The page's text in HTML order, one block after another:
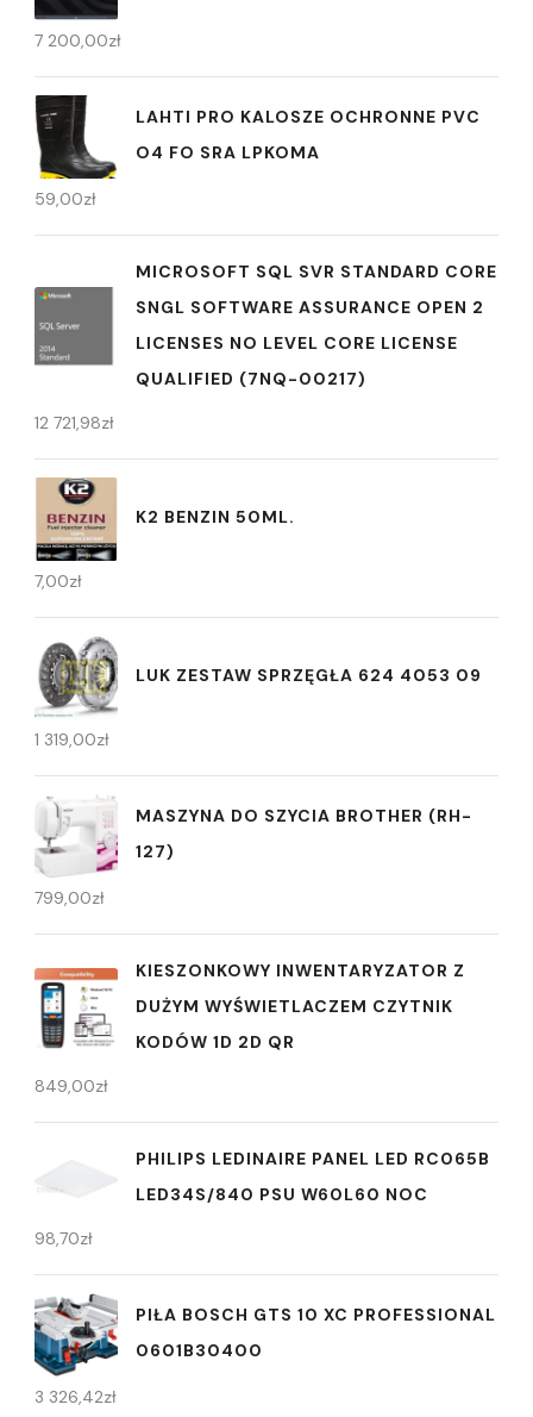
7 200,00zł
LAHTI PRO KALOSZE OCHRONNE PVC
O4 FO SRA LPKOMA
59,00zł
MICROSOFT SQL SVR STANDARD CORE
SNGL SOFTWARE ASSURANCE OPEN 2
LICENSES NO LEVEL CORE LICENSE
QUALIFIED (7NQ-00217)
12 721,98zł
K2 BENZIN 50ML.
7,00zł
LUK ZESTAW SPRZĘGŁA 624 4053 09
1 319,00zł
MASZYNA DO SZYCIA BROTHER (RH-
127)
799,00zł
KIESZONKOWY INWENTARYZATOR Z
DUŻYM WYŚWIETLACZEM CZYTNIK
KODÓW 1D 2D QR
849,00zł
PHILIPS LEDINAIRE PANEL LED RC065B
LED34S/840 PSU W60L60 NOC
98,70zł
PIŁA BOSCH GTS 10 XC PROFESSIONAL
0601B30400
3 326,42zł